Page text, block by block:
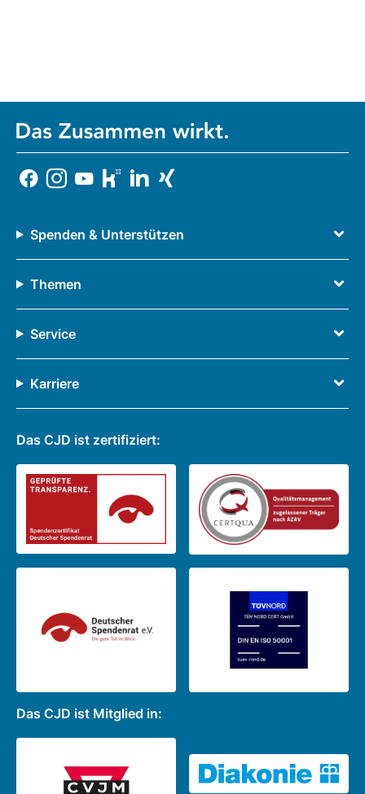
Spenden & Unterstützen
Themen
Service
Karriere
Das CJD ist zertifiziert:
Das CJD ist Mitglied in: